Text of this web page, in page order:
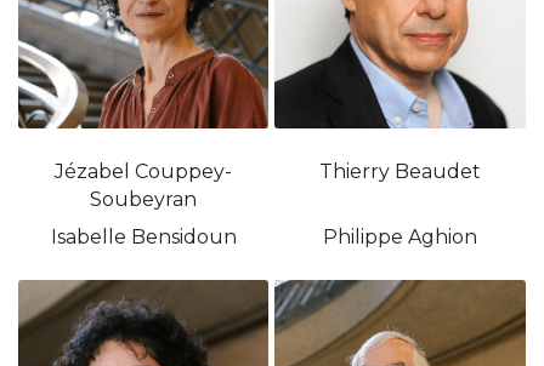
Jézabel Couppey-
Soubeyran
Thierry Beaudet
Isabelle Bensidoun Philippe Aghion